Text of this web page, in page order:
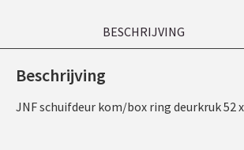
BESCHRIJVING
Beschrijving
JNF schuifdeur kom/box ring deurkruk